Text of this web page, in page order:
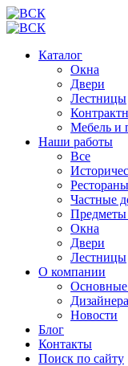
Каталог
Окна
Двери
Лестницы
Мебель и
Наши работы
Все
Частные
Предметы
Окна
Двери
Лестницы
О компании
Основные
Новости
Блог
Контакты
Поиск по сайту